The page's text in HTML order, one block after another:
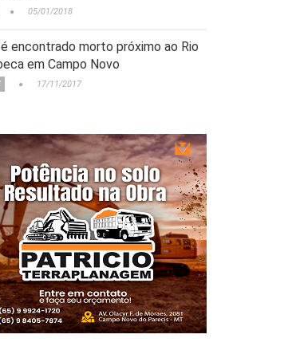
05/01/2018
encontrado morto próximo ao Rio
em Campo Novo
17/11/2017